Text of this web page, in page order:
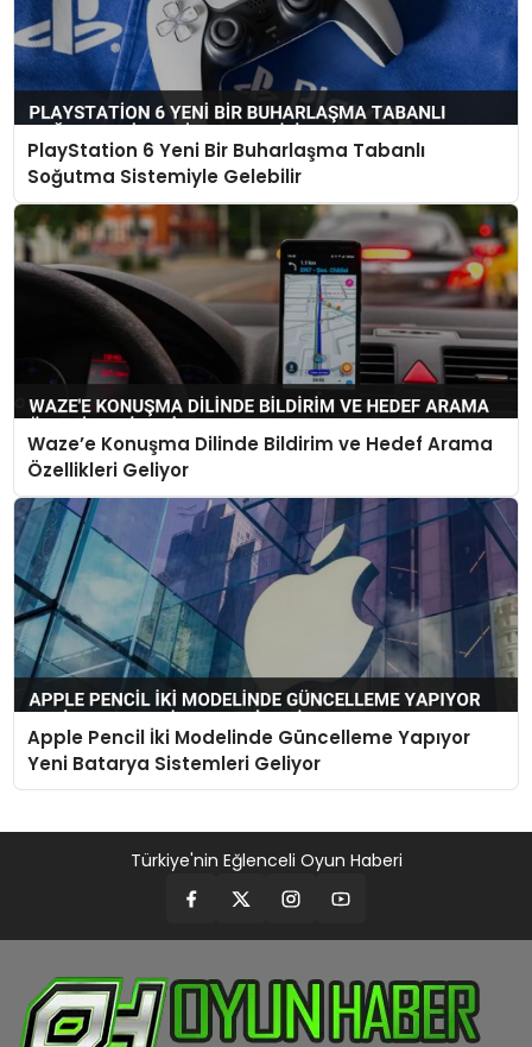
PlayStation 6 Yeni Bir Buharlaşma Tabanlı
Soğutma Sistemiyle Gelebilir
Waze’e Konuşma Dilinde Bildirim ve Hedef Arama
Özellikleri Geliyor
Apple Pencil İki Modelinde Güncelleme Yapıyor
Yeni Batarya Sistemleri Geliyor
Türkiye'nin Eğlenceli Oyun Haberi